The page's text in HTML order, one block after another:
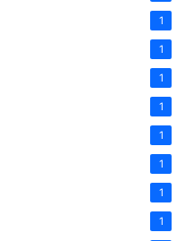
1
1
1
1
1
1
1
1